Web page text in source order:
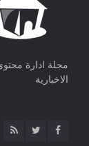
مجلة ادارة
الاخبارية